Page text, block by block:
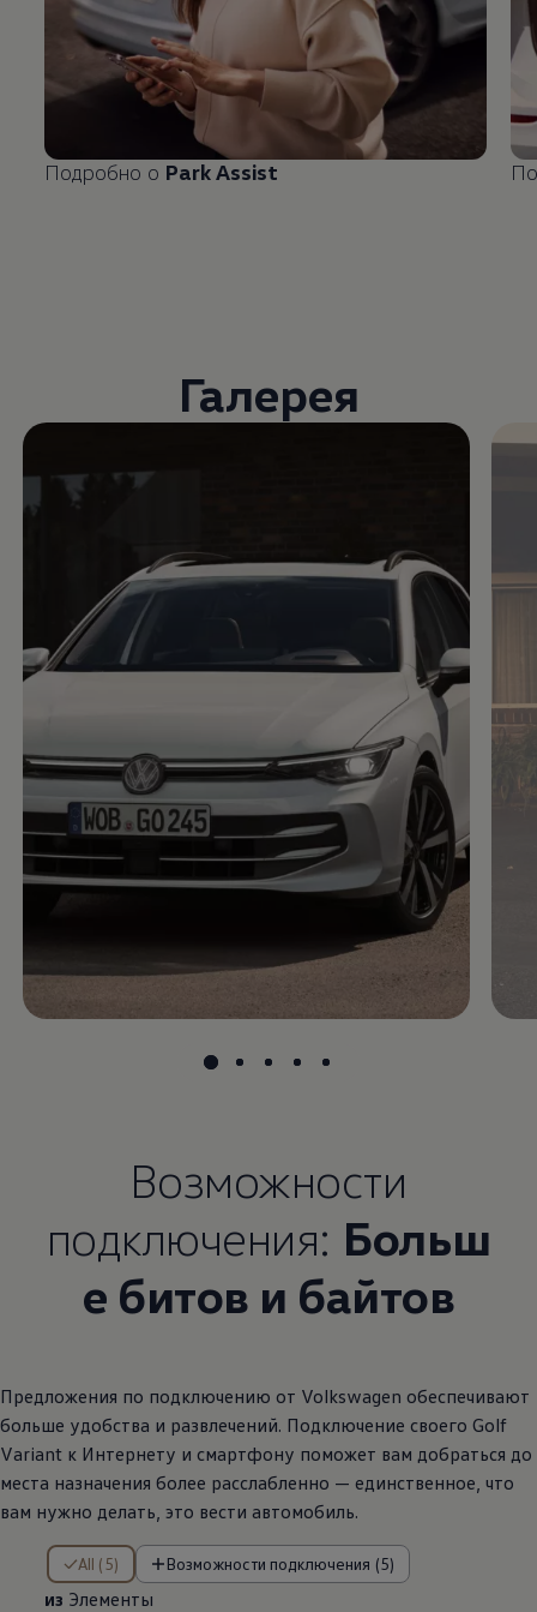
Подробно о Park Assist
Галерея
Enable fullscreen mode
Возможности
подключения: Больш
е битов и байтов
Предложения по подключению от Volkswagen обеспечивают
больше удобства и развлечений. Подключение своего Golf
Variant к Интернету и смартфону поможет вам добраться до
места назначения более расслабленно — единственное, что
вам нужно делать, это вести автомобиль.
All (5) Возможности подключения (5)
из Элементы
из Элементы